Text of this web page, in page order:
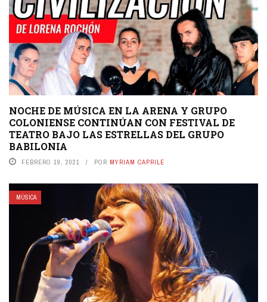
NOCHE DE MÚSICA EN LA ARENA Y GRUPO
COLONIENSE CONTINÚAN CON FESTIVAL DE
TEATRO BAJO LAS ESTRELLAS DEL GRUPO
BABILONIA
FEBRERO 19, 2021 POR MYRIAM CAPRILE
MÚSICA